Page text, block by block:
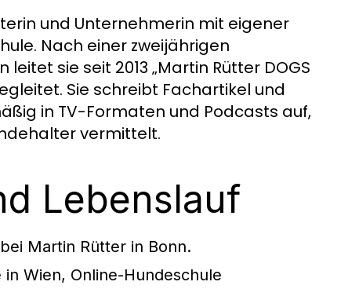
und Unternehmerin mit eigener
Nach einer zweijährigen
sie seit 2013 „Martin Rütter DOGS
Sie schreibt Fachartikel und
in TV-Formaten und Podcasts auf,
vermittelt.
Lebenslauf
Martin Rütter in Bonn.
Wien, Online-Hundeschule